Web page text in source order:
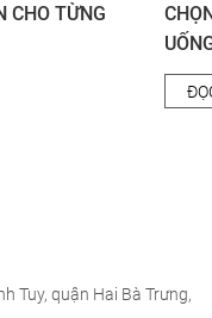
CHO TỪNG
Tuy, quận Hai Bà Trưng,